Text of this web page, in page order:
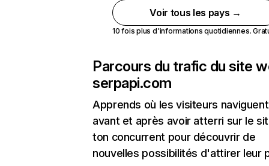
Voir tous les pays →
10 fois plus d'informations quotidiennes.
Parcours du trafic du site
serpapi.com
Apprends où les visiteurs naviguent
avant et après avoir atterri sur le
ton concurrent pour découvrir de
nouvelles possibilités d'attirer leur